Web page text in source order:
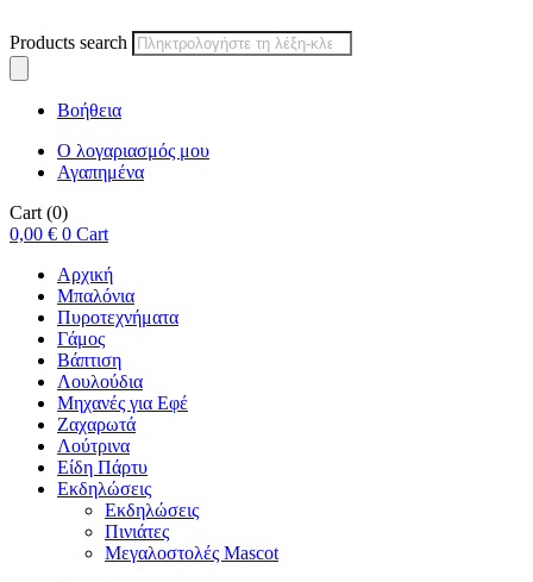
Products search
Βοήθεια
Ο λογαριασμός μου
Αγαπημένα
Cart (0)
0,00 € 0 Cart
Αρχική
Μπαλόνια
Πυροτεχνήματα
Γάμος
Βάπτιση
Λουλούδια
Μηχανές για Εφέ
Ζαχαρωτά
Λούτρινα
Είδη Πάρτυ
Εκδηλώσεις
Εκδηλώσεις
Πινιάτες
Μεγαλοστολές Mascot